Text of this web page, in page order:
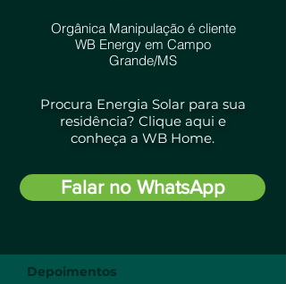
Orgânica Manipulação é cliente
WB Energy em Campo
Grande/MS
Procura Energia Solar para sua
residência? Clique aqui e
conheça a WB Home.
Falar no WhatsApp
Depoimentos